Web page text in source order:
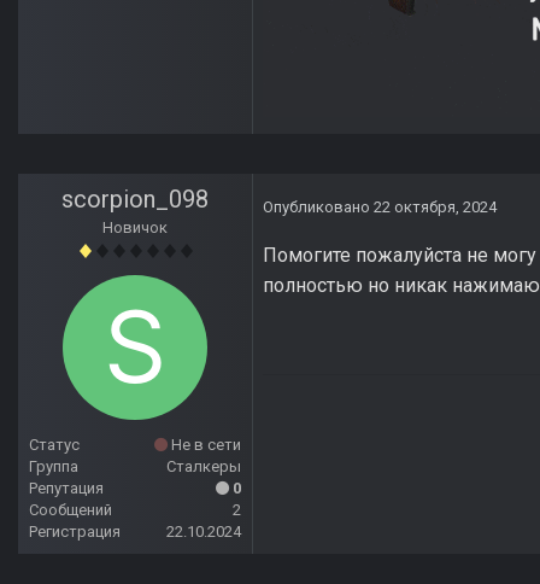
scorpion_098
Новичок
Статус
Не в сети
Группа
Сталкеры
Репутация
0
Сообщений
2
Регистрация
22.10.2024
Опубликовано 22 октября, 2024
Помогите пожалуйста не
полностью но никак